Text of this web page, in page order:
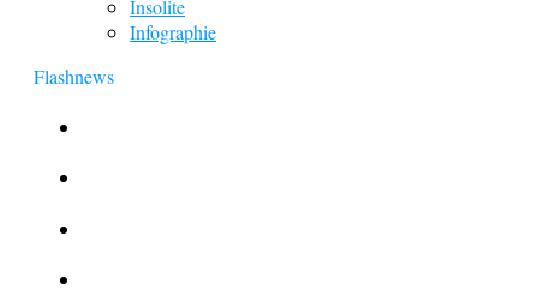
Insolite
Infographie
Flashnews